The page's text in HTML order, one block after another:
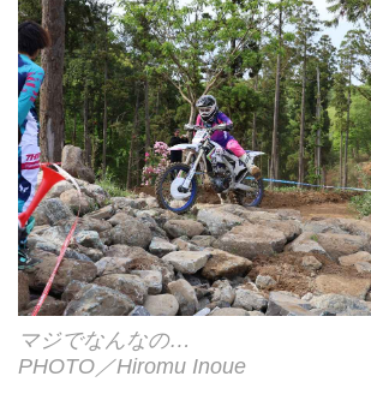
マジでなんなの…
PHOTO／Hiromu Inoue